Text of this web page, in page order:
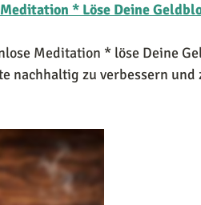
* Löse Deine
Meditation * löse Deine
nachhaltig zu verbessern und